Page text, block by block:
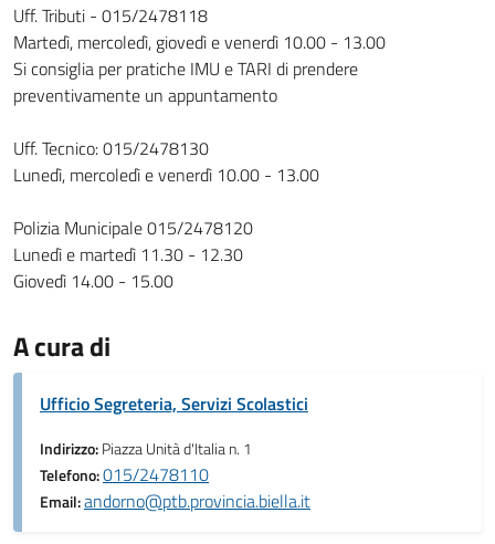
Uff. Tributi - 015/2478118
Martedì, mercoledì, giovedì e venerdì 10.00 - 13.00
Si consiglia per pratiche IMU e TARI di prendere
preventivamente un appuntamento
Uff. Tecnico: 015/2478130
Lunedì, mercoledì e venerdì 10.00 - 13.00
Polizia Municipale 015/2478120
Lunedì e martedì 11.30 - 12.30
Giovedì 14.00 - 15.00
A cura di
Ufficio Segreteria, Servizi Scolastici
Indirizzo:Piazza Unità d'Italia n. 1
Telefono:015/2478110
Email:andorno@ptb.provincia.biella.it